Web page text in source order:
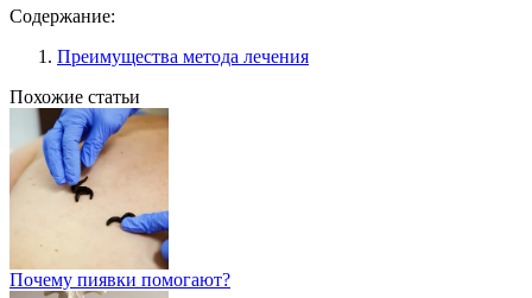
Содержание:
Преимущества метода лечения
Похожие статьи
Почему пиявки помогают?